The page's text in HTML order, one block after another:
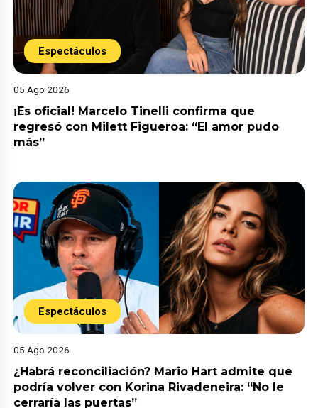
Espectáculos
05 Ago 2026
¡Es oficial! Marcelo Tinelli confirma que
regresó con Milett Figueroa: “El amor pudo
más”
Espectáculos
05 Ago 2026
¿Habrá reconciliación? Mario Hart admite que
podría volver con Korina Rivadeneira: “No le
cerraría las puertas”